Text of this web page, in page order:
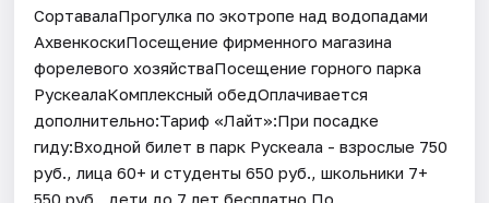
СортавалаПрогулка по экотропе над водопадами
АхвенкоскиПосещение фирменного магазина
форелевого хозяйстваПосещение горного парка
РускеалаКомплексный обедОплачивается
дополнительно:Тариф «Лайт»:При посадке
гиду:Входной билет в парк Рускеала - взрослые 750
руб., лица 60+ и студенты 650 руб., школьники 7+
550 руб., дети до 7 лет бесплатно.По